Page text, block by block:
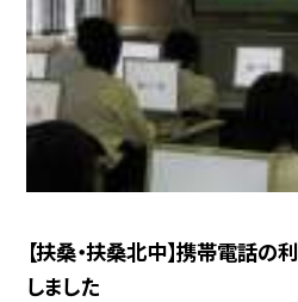
【扶桑・扶桑北中】携帯電話
しました